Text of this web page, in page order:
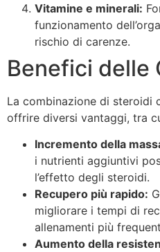
Vitamine e minerali:
funzionamento
rischio di carenze.
Benefici delle
La combinazione di steroidi
offrire diversi vantaggi, tra
Incremento della
i nutrienti aggiuntivi
l’effetto degli steroidi.
Recupero più rapido:
migliorare i tempi di
allenamenti più
Aumento della